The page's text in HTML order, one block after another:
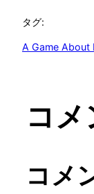
タグ:
A Game About
コメ
コメ